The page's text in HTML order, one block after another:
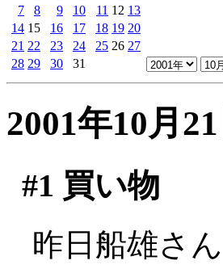
7
8 9 10 11 12 13
14 15 16 17 18 19 20
21 22 23 24 25 26 27
28 29 30 31
2001年10月
#1 買い物
昨日船雄さ